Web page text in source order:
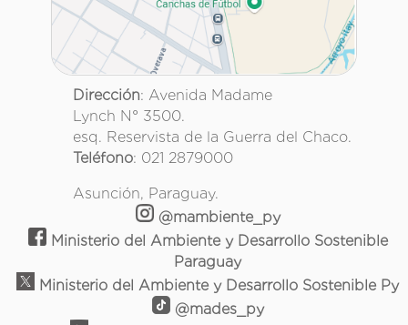
Dirección: Avenida Madame
Lynch N° 3500.
esq. Reservista de la Guerra del Chaco.
Teléfono: 021 2879000
Asunción, Paraguay.
@mambiente_py
Ministerio del Ambiente y Desarrollo Sostenible
Paraguay
Ministerio del Ambiente y Desarrollo Sostenible Py
@mades_py